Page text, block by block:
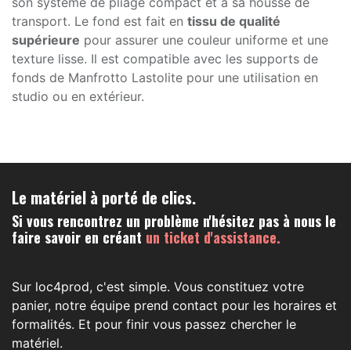
transport. Le fond est fait en tissu de qualité
supérieure pour assurer une couleur uniforme et une
texture lisse. Il est compatible avec les supports de
fonds de Manfrotto Lastolite pour une utilisation en
studio ou en extérieur.
Le matériel à porté de clics.
Si vous rencontrez un problème n'hésitez pas à nous le
faire savoir en créant un ticket d'assistance.
Sur loc4prod, c'est simple. Vous constituez votre
panier, notre équipe prend contact pour les horaires et
formalités. Et pour finir vous passez chercher le
matériel.